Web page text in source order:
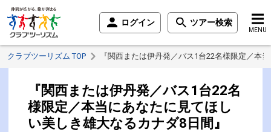
ログイン ツアー検索
MENU
クラブツーリズム TOP 『関西または伊丹発／バス1台22名様限定／本
『関西または伊丹発／バス1台22名
様限定／本当にあなたに見てほし
い美しき雄大なるカナダ8日間』